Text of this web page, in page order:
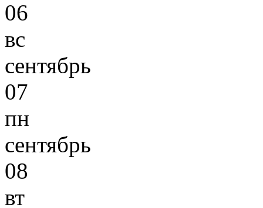
06
вс
сентябрь
07
пн
сентябрь
08
вт